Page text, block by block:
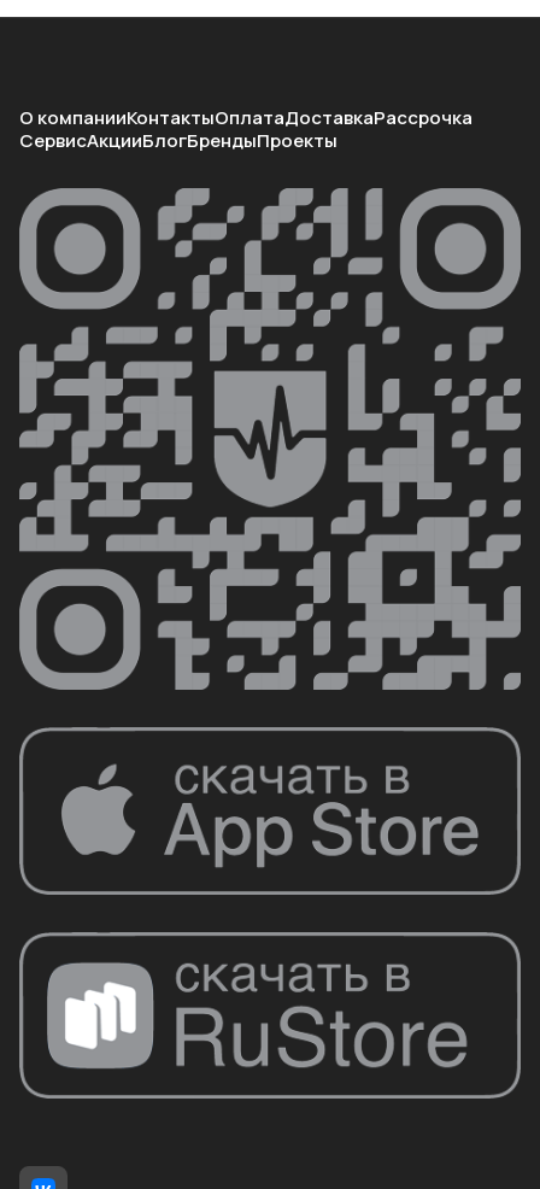
О компанииКонтактыОплатаДоставкаРассрочка
СервисАкцииБлогБрендыПроекты